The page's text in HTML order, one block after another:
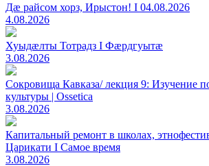
Дæ райсом хорз, Ирыстон! I 04.08.2026
4.08.2026
Хуыдæлты Тотрадз I Фæрдгуытæ
3.08.2026
Сокровища Кавказа/ лекция 9: Изучение
культуры | Ossetica
3.08.2026
Капитальный ремонт в школах,
Царикати I Самое время
3.08.2026